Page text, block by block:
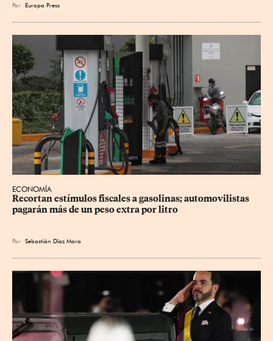
Por Europa Press
ECONOMÍA
Recortan estímulos fiscales a gasolinas; automovilistas
pagarán más de un peso extra por litro
Por Sebastián Díaz Mora